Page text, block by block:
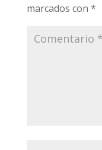
marcados con *